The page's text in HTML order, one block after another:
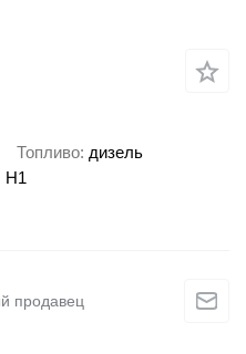
Топливо дизель
H1